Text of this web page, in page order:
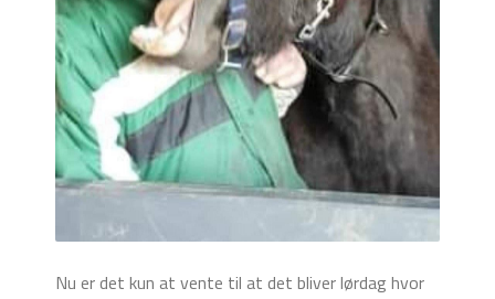
Nu er det kun at vente til at det bliver lørdag hvor